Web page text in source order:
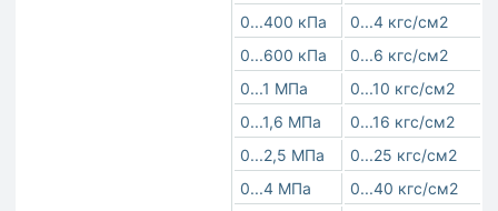
0...400 кПа
0...4 кгс/см2
0...600 кПа
0...6 кгс/см2
0...1 МПа
0...10 кгс/см2
0...1,6 МПа
0...16 кгс/см2
0...2,5 МПа
0...25 кгс/см2
0...4 МПа
0...40 кгс/см2